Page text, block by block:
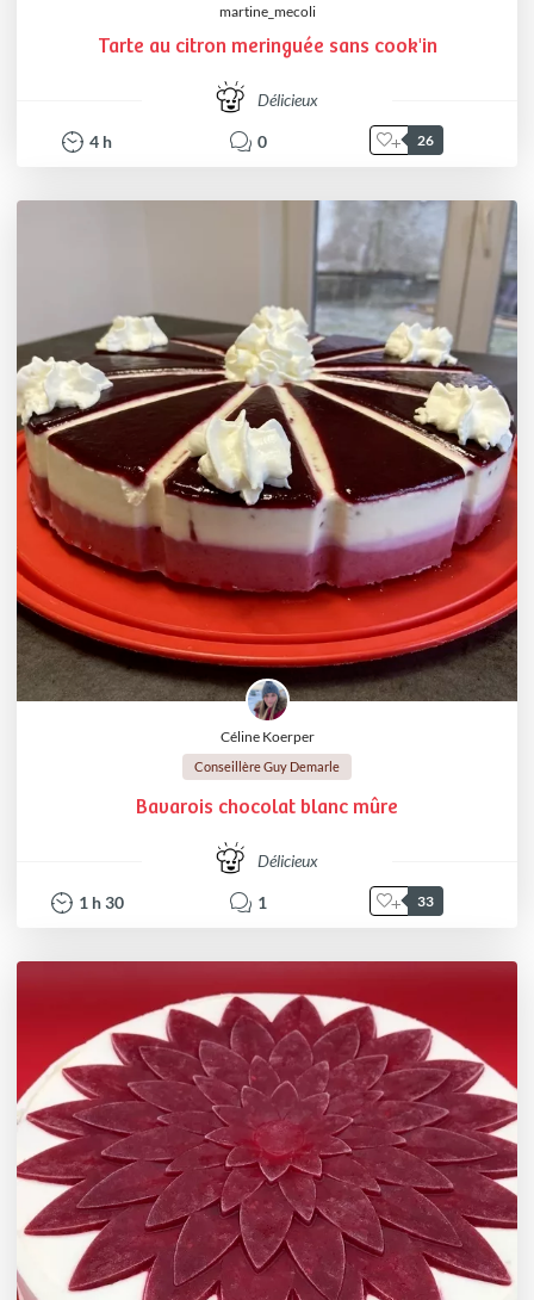
martine_mecoli
Tarte au citron meringuée sans cook'in
Délicieux
4 h 0 26
Céline Koerper
Conseillère Guy Demarle
Bavarois chocolat blanc mûre
Délicieux
1 h30 1 33